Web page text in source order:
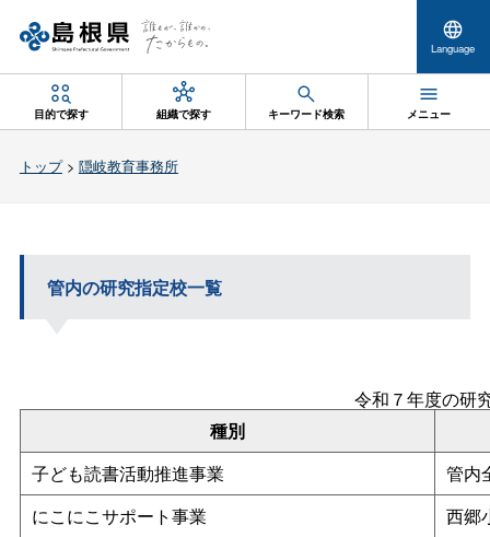
Language
目的で探す 組織で探す キーワード検索 メニュー
トップ> 隠岐教育事務所
管内の研究指定校一覧
令和７年度の研
種別
子ども読書活動推進事業
管内
にこにこサポート事業
西郷